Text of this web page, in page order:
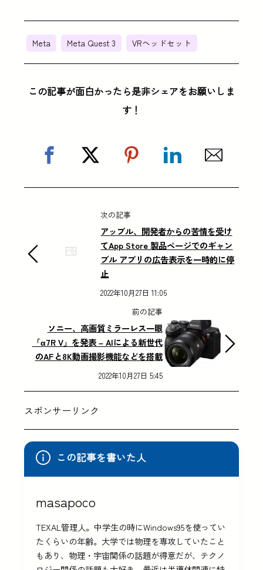
Meta Meta Quest 3 VRヘッドセット
この記事が面白かったら是非シェアをお願いしま
す！
次の記事
アップル、開発者からの苦情を受け
てApp Store 製品ページでのギャン
ブル アプリの広告表示を一時的に停
止
2022年10月27日 11:06
前の記事
ソニー、高画質ミラーレス一眼
「α7R V」を発表 – AIによる新世代
のAFと8K動画撮影機能などを搭載
2022年10月27日 5:45
スポンサーリンク
この記事を書いた人
masapoco
TEXAL管理人。中学生の時にWindows95を使ってい
たくらいの年齢。大学では物理を専攻していたこと
もあり、物理・宇宙関係の話題が得意だが、テクノ